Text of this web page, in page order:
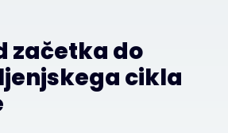
začetka do
cikla